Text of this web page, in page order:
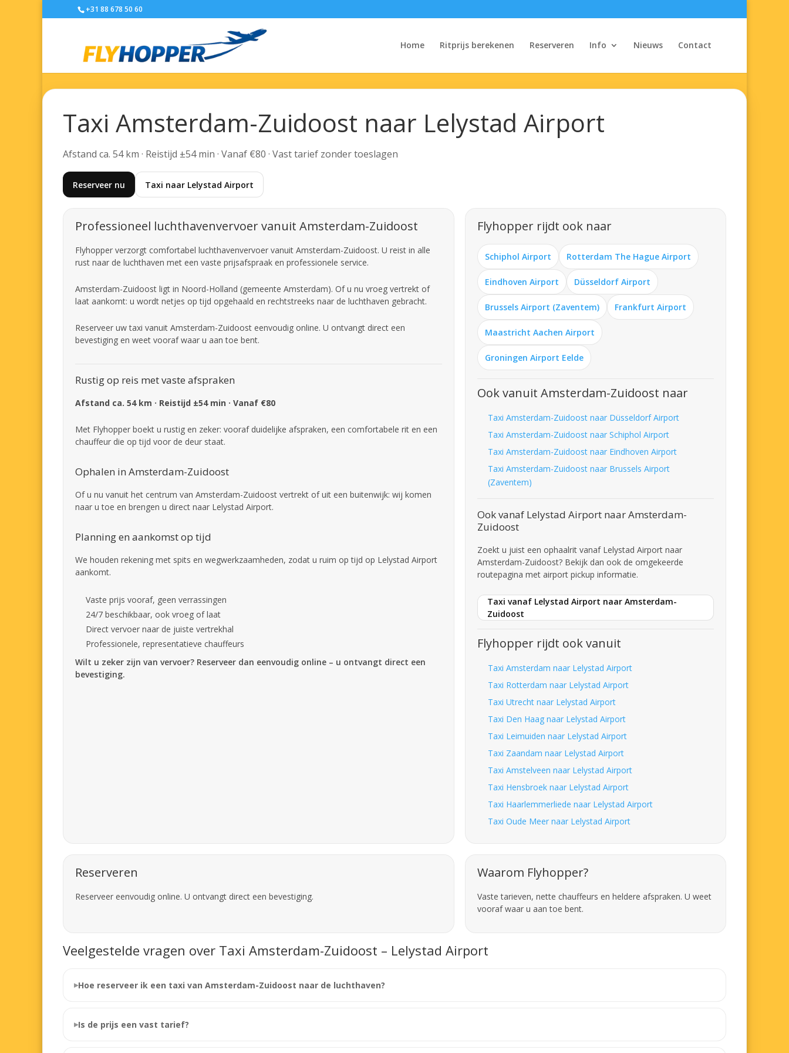
+31 88 678 50 60
Home Ritprijs berekenen Reserveren Info Nieuws Contact
Taxi Amsterdam-Zuidoost naar Lelystad Airport
Afstand ca. 54 km · Reistijd ±54 min · Vanaf €80 · Vast tarief zonder toeslagen
Reserveer nu Taxi naar Lelystad Airport
Professioneel luchthavenvervoer vanuit Amsterdam-Zuidoost
Flyhopper verzorgt comfortabel luchthavenvervoer vanuit Amsterdam-Zuidoost. U reist in alle
rust naar de luchthaven met een vaste prijsafspraak en professionele service.
Amsterdam-Zuidoost ligt in Noord-Holland (gemeente Amsterdam). Of u nu vroeg vertrekt of
laat aankomt: u wordt netjes op tijd opgehaald en rechtstreeks naar de luchthaven gebracht.
Reserveer uw taxi vanuit Amsterdam-Zuidoost eenvoudig online. U ontvangt direct een
bevestiging en weet vooraf waar u aan toe bent.
Rustig op reis met vaste afspraken
Afstand ca. 54 km · Reistijd ±54 min · Vanaf €80
Met Flyhopper boekt u rustig en zeker: vooraf duidelijke afspraken, een comfortabele rit en een
chauffeur die op tijd voor de deur staat.
Ophalen in Amsterdam-Zuidoost
Of u nu vanuit het centrum van Amsterdam-Zuidoost vertrekt of uit een buitenwijk: wij komen
naar u toe en brengen u direct naar Lelystad Airport.
Planning en aankomst op tijd
We houden rekening met spits en wegwerkzaamheden, zodat u ruim op tijd op Lelystad Airport
aankomt.
Vaste prijs vooraf, geen verrassingen
24/7 beschikbaar, ook vroeg of laat
Direct vervoer naar de juiste vertrekhal
Professionele, representatieve chauffeurs
Wilt u zeker zijn van vervoer? Reserveer dan eenvoudig online – u ontvangt direct een
bevestiging.
Flyhopper rijdt ook naar
Schiphol Airport Rotterdam The Hague Airport
Eindhoven Airport Düsseldorf Airport
Brussels Airport (Zaventem) Frankfurt Airport
Maastricht Aachen Airport
Groningen Airport Eelde
Ook vanuit Amsterdam-Zuidoost naar
Taxi Amsterdam-Zuidoost naar Düsseldorf Airport
Taxi Amsterdam-Zuidoost naar Schiphol Airport
Taxi Amsterdam-Zuidoost naar Eindhoven Airport
Taxi Amsterdam-Zuidoost naar Brussels Airport
(Zaventem)
Ook vanaf Lelystad Airport naar Amsterdam-
Zuidoost
Zoekt u juist een ophaalrit vanaf Lelystad Airport naar
Amsterdam-Zuidoost? Bekijk dan ook de omgekeerde
routepagina met airport pickup informatie.
Taxi vanaf Lelystad Airport naar Amsterdam-
Zuidoost
Flyhopper rijdt ook vanuit
Taxi Amsterdam naar Lelystad Airport
Taxi Rotterdam naar Lelystad Airport
Taxi Utrecht naar Lelystad Airport
Taxi Den Haag naar Lelystad Airport
Taxi Leimuiden naar Lelystad Airport
Taxi Zaandam naar Lelystad Airport
Taxi Amstelveen naar Lelystad Airport
Taxi Hensbroek naar Lelystad Airport
Taxi Haarlemmerliede naar Lelystad Airport
Taxi Oude Meer naar Lelystad Airport
Reserveren
Reserveer eenvoudig online. U ontvangt direct een bevestiging.
Waarom Flyhopper?
Vaste tarieven, nette chauffeurs en heldere afspraken. U weet
vooraf waar u aan toe bent.
Veelgestelde vragen over Taxi Amsterdam-Zuidoost – Lelystad Airport
Hoe reserveer ik een taxi van Amsterdam-Zuidoost naar de luchthaven?
Is de prijs een vast tarief?